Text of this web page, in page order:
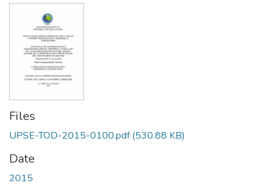
Files
UPSE-TOD-2015-0100.pdf(530.88 KB)
Date
2015